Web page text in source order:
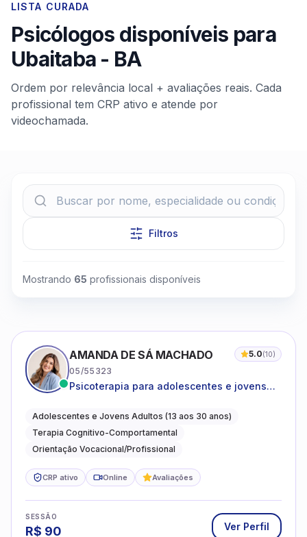
LISTA CURADA
Psicólogos disponíveis para
Ubaitaba - BA
Ordem por relevância local + avaliações reais. Cada
profissional tem CRP ativo e atende por
videochamada.
Filtros
Mostrando 65 profissionais disponíveis
AMANDA DE SÁ MACHADO 5.0(10)
05/55323
Psicoterapia para adolescentes e jovens
autoestima, relações e orientação
profissional
Adolescentes e Jovens Adultos (13 aos 30 anos)
Terapia Cognitivo-Comportamental
Orientação Vocacional/Profissional
CRP ativo Online Avaliações
SESSÃO
R$ 90 Ver Perfil